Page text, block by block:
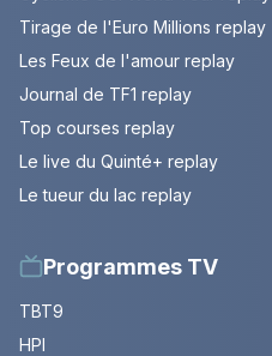
Tirage de l'Euro Millions replay
Les Feux de l'amour replay
Journal de TF1 replay
Top courses replay
Le live du Quinté+ replay
Le tueur du lac replay
Programmes TV
TBT9
HPI